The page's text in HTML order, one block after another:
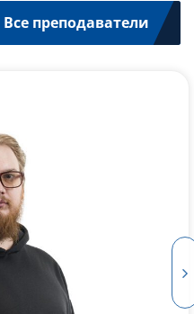
Все преподаватели